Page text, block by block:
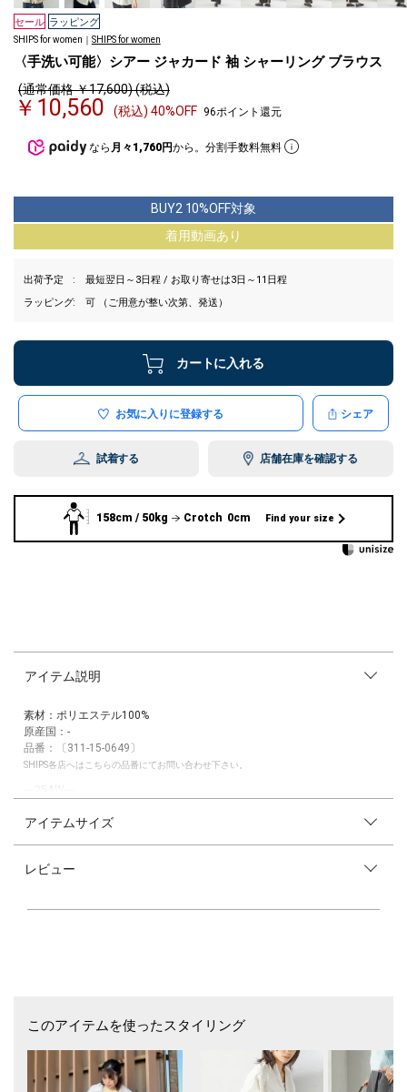
セール ラッピング
SHIPS for women｜ SHIPS for women
〈手洗い可能〉シアー ジャカード 袖 シャーリング ブラウス
(通常価格 ￥17,600) (税込)
￥10,560 (税込) 40%OFF 96ポイント還元
なら 月々1,760円から。分割手数料無料
BUY2 10%OFF対象
着用動画あり
出荷予定
最短翌日～3日程 / お取り寄せは3日～11日程
ラッピング
可 （ご用意が整い次第、発送）
カートに入れる
お気に入りに登録する シェア
試着する 店舗在庫を確認する
158cm / 50kg Crotch 0cm Find your size
アイテム説明
素材：ポリエステル100%
原産国：-
品番：〔311-15-0649〕
SHIPS各店へはこちらの品番にてお問い合わせ下さい。
優しい透け感に華やかなカットジャカードが映えるブラウス
千鳥柄のカットジャカードが素敵なバンドカラーブラウスです。
千鳥のカットジャカード生地。
華やかながら無地見えするので、日常使いがしやすい素材。
控えめな透け感でソフトな肌触りです。
■コーディネート
アイテムサイズ
レビュー
このアイテムを使ったスタイリング